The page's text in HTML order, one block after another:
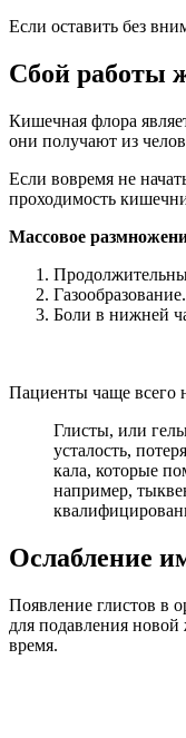
Если оставить без
Сбой работы
Кишечная флора
они получают из
Если вовремя не
проходимость
Массовое
Газообразование.
Боли в нижней
Пациенты чаще всего
Глисты, или
усталость,
кала, которые
например,
Ослабление
Появление глистов в
для подавления
время.